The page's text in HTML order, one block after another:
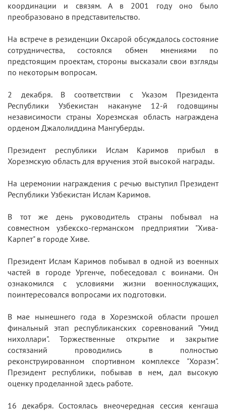
координации и связям. А в 2001 году оно было
преобразовано в представительство.
На встрече в резиденции Оксарой обсуждалось состояние
сотрудничества, состоялся обмен мнениями по
предстоящим проектам, стороны высказали свои взгляды
по некоторым вопросам.
2 декабря. В соответствии с Указом Президента
Республики Узбекистан накануне 12-й годовщины
независимости страны Хорезмская область награждена
орденом Джалолиддина Мангуберды.
Президент республики Ислам Каримов прибыл в
Хорезмскую область для вручения этой высокой награды.
На церемонии награждения с речью выступил Президент
Республики Узбекистан Ислам Каримов.
В тот же день руководитель страны побывал на
совместном узбекско-германском предприятии "Хива-
Карпет" в городе Хиве.
Президент Ислам Каримов побывал в одной из военных
частей в городе Ургенче, побеседовал с воинами. Он
ознакомился с условиями жизни военнослужащих,
поинтересовался вопросами их подготовки.
В мае нынешнего года в Хорезмской области прошел
финальный этап республиканских соревнований "Умид
нихоллари". Торжественные открытие и закрытие
состязаний проводились в полностью
реконструированном спортивном комплексе "Хоразм".
Президент республики, побывав в нем, дал высокую
оценку проделанной здесь работе.
16 декабря. Состоялась внеочередная сессия кенгаша